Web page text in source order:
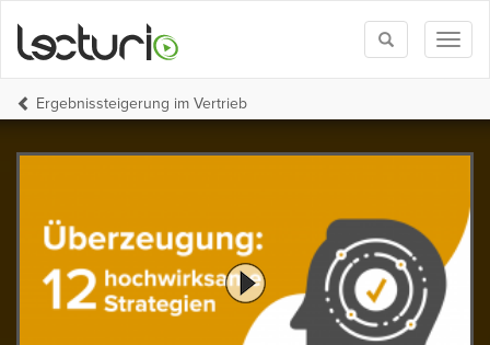
Toggle
search
Ergebnissteigerung im Vertrieb